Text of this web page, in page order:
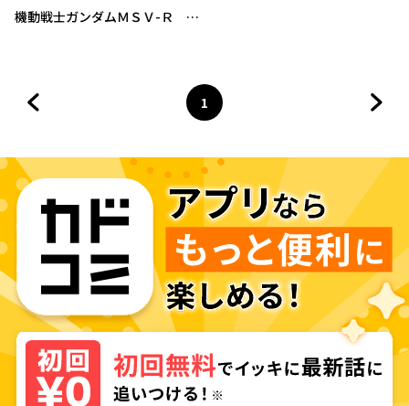
機動戦士ガンダムＭＳＶ-Ｒ ジ
ページ
1
へ